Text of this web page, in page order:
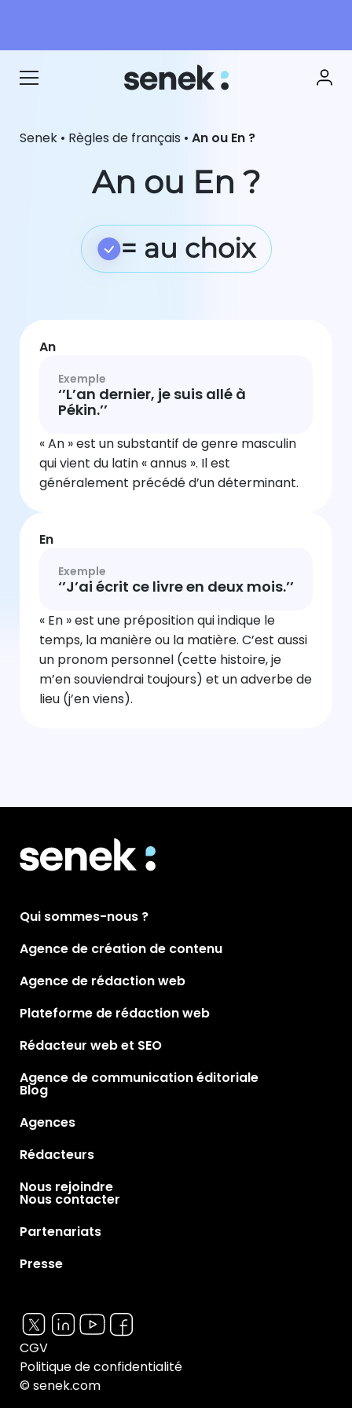
Senek • Règles de français • An ou En ?
An ou En ?
= au choix
An
Exemple
‘’L’an dernier, je suis allé à
Pékin.’’
« An » est un substantif de genre masculin
qui vient du latin « annus ». Il est
généralement précédé d’un déterminant.
En
Exemple
‘’J’ai écrit ce livre en deux mois.’’
« En » est une préposition qui indique le
temps, la manière ou la matière. C’est aussi
un pronom personnel (cette histoire, je
m’en souviendrai toujours) et un adverbe de
lieu (j’en viens).
Qui sommes-nous ?
Agence de création de contenu
Agence de rédaction web
Plateforme de rédaction web
Rédacteur web et SEO
Agence de communication éditoriale
Blog
Agences
Rédacteurs
Nous rejoindre
Nous contacter
Partenariats
Presse
© senek.com
Politique de confidentialité
CGV